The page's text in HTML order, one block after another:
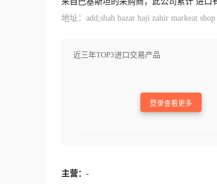
地址：add;shah bazar haji zahir markeat
近三年TOP3进口交易产品
登录查看更多
主营： -